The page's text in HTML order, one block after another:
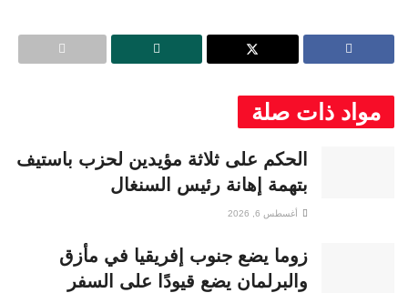
مواد ذات صلة
الحكم على ثلاثة مؤيدين لحزب باستيف
بتهمة إهانة رئيس السنغال
أغسطس 6, 2026
زوما يضع جنوب إفريقيا في مأزق
والبرلمان يضع قيودًا على السفر